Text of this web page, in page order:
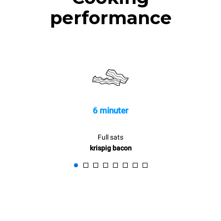
performance
6 minuter
Full sats
krispig bacon